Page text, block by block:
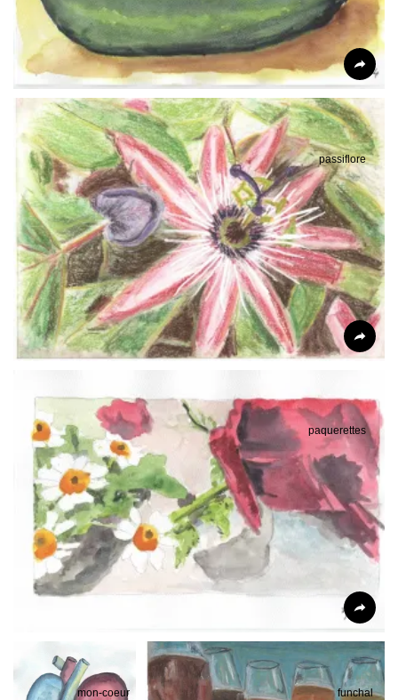
passiflore
paquerettes
mon-coeur funchal